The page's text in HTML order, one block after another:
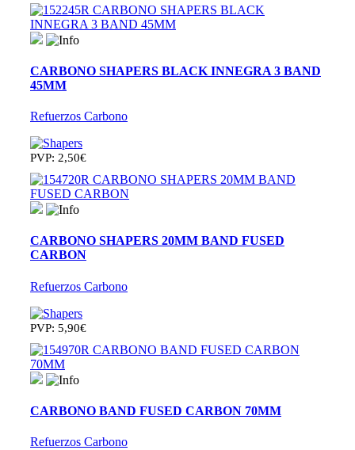
CARBONO SHAPERS BLACK INNEGRA 3 BAND
45MM
Refuerzos Carbono
PVP: 2,50€
CARBONO SHAPERS 20MM BAND FUSED
CARBON
Refuerzos Carbono
PVP: 5,90€
CARBONO BAND FUSED CARBON 70MM
Refuerzos Carbono